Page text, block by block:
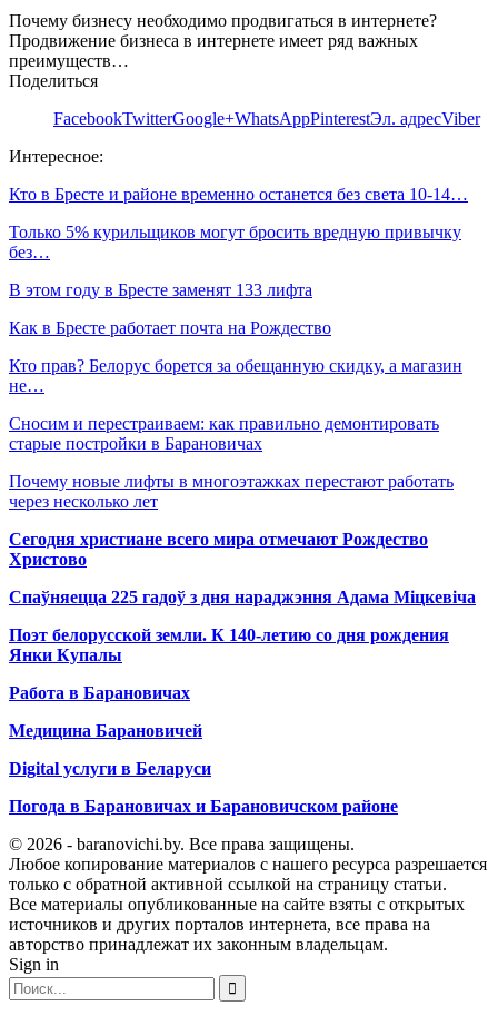
Почему бизнесу необходимо продвигаться в интернете?
Продвижение бизнеса в интернете имеет ряд важных
преимуществ…
Поделиться
FacebookTwitterGoogle+WhatsAppPinterestЭл. адресViber
Интересное:
Кто в Бресте и районе временно останется без света 10-14…
Только 5% курильщиков могут бросить вредную привычку
без…
В этом году в Бресте заменят 133 лифта
Как в Бресте работает почта на Рождество
Кто прав? Белорус борется за обещанную скидку, а магазин
не…
Сносим и перестраиваем: как правильно демонтировать
старые постройки в Барановичах
Почему новые лифты в многоэтажках перестают работать
через несколько лет
Сегодня христиане всего мира отмечают Рождество
Христово
Спаўняецца 225 гадоў з дня нараджэння Адама Міцкевіча
Поэт белорусской земли. К 140-летию со дня рождения
Янки Купалы
Работа в Барановичах
Медицина Барановичей
Digital услуги в Беларуси
Погода в Барановичах и Барановичском районе
© 2026 - baranovichi.by. Все права защищены.
Любое копирование материалов с нашего ресурса разрешается
только с обратной активной ссылкой на страницу статьи.
Все материалы опубликованные на сайте взяты с открытых
источников и других порталов интернета, все права на
авторство принадлежат их законным владельцам.
Sign in